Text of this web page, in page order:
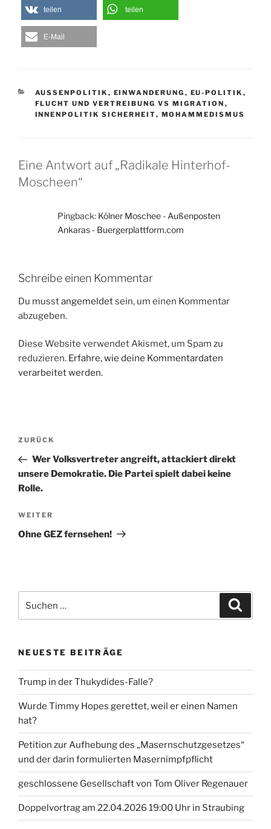
teilen teilen
E-Mail
KATEGORIEN
AUSSENPOLITIK , EINWANDERUNG , EU-POLITIK ,
FLUCHT UND VERTREIBUNG VS MIGRATION ,
INNENPOLITIK SICHERHEIT, MOHAMMEDISMUS
Eine Antwort auf „Radikale Hinterhof-
Moscheen“
Pingback: Kölner Moschee - Außenposten
Ankaras - Buergerplattform.com
Schreibe einen Kommentar
Du musstangemeldetsein, um einen Kommentar
abzugeben.
Diese Website verwendet Akismet, um Spam zu
reduzieren. Erfahre, wie deine Kommentardaten
verarbeitet werden.
Beitragsnavigation
Vorheriger
Beitrag
ZURÜCK
Wer Volksvertreter angreift, attackiert direkt
unsere Demokratie. Die Partei spielt dabei keine
Rolle.
Nächster
Beitrag
WEITER
Ohne GEZ fernsehen!
nach:
NEUESTE BEITRÄGE
Trump in der Thukydides-Falle?
Wurde Timmy Hopes gerettet, weil er einen Namen
hat?
Petition zur Aufhebung des „Masernschutzgesetzes“
und der darin formulierten Masernimpfpflicht
geschlossene Gesellschaft von Tom Oliver Regenauer
Doppelvortrag am 22.04.2026 19:00 Uhr in Straubing